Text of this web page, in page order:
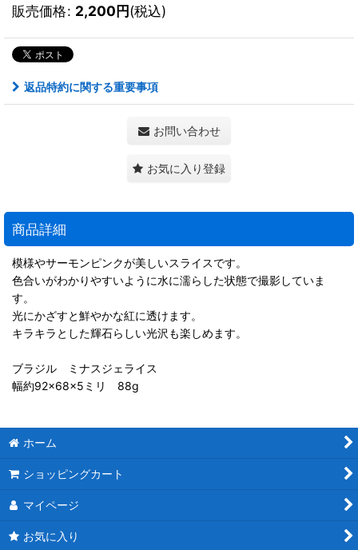
販売価格: 2,200円(税込)
返品特約に関する重要事項
お問い合わせ
お気に入り登録
商品詳細
模様やサーモンピンクが美しいスライスです。
色合いがわかりやすいように水に濡らした状態で撮影していま
す。
光にかざすと鮮やかな紅に透けます。
キラキラとした輝石らしい光沢も楽しめます。
ブラジル ミナスジェライス
幅約92×68×5ミリ 88g
ホーム
ショッピングカート
マイページ
お気に入り